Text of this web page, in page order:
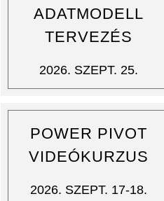
ADATMODELL
TERVEZÉS
2026. SZEPT. 25.
POWER PIVOT
VIDEÓKURZUS
2026. SZEPT. 17-18.